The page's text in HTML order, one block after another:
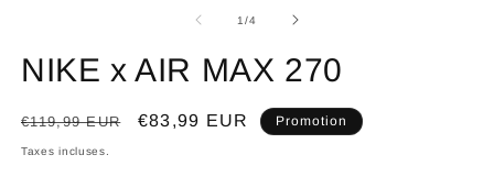
1/de
4
NIKE x AIR MAX 270
Prix
habituel
€119,99 EUR
Prix
€83,99 EUR Promotion
Taxes incluses.